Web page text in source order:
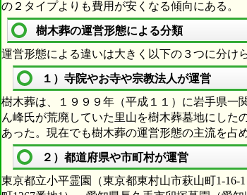
の２タイプよりも費用が安くなる傾向にある。
樹木葬の運営形態による分類
運営形態による違いは大きく以下の３つに分け
１）寺院やお寺や宗教法人が運営
樹木葬は、１９９９年（平成１１）に岩手県一
ん峰氏が荒廃していた里山を樹木葬墓地にした
あった。現在でも樹木葬の運営形態の主流を占
２）都道府県や市町村が運営
東京都立小平霊園（東京都東村山市萩山町1-